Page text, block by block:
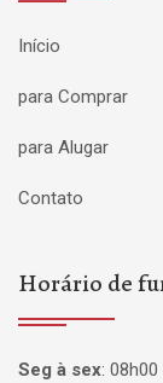
Início
para Comprar
para Alugar
Contato
Horário de
Seg à sex: 08h00